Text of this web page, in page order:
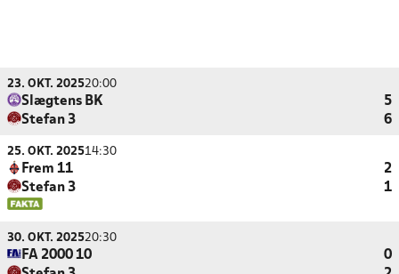
23. OKT. 202520:00
Slægtens BK
5
Stefan 3
6
25. OKT. 202514:30
Frem 11
2
Stefan 3
1
30. OKT. 202520:30
FA 2000 10
0